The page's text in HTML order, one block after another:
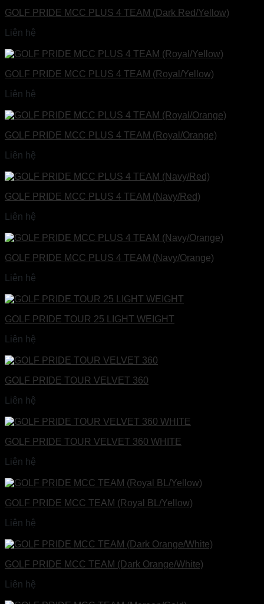
GOLF PRIDE MCC PLUS 4 TEAM (Dark Red/Yellow)
Liên hệ
GOLF PRIDE MCC PLUS 4 TEAM (Royal/Yellow)
Liên hệ
GOLF PRIDE MCC PLUS 4 TEAM (Royal/Orange)
Liên hệ
GOLF PRIDE MCC PLUS 4 TEAM (Navy/Red)
Liên hệ
GOLF PRIDE MCC PLUS 4 TEAM (Navy/Orange)
Liên hệ
GOLF PRIDE TOUR 25 LIGHT WEIGHT
Liên hệ
GOLF PRIDE TOUR VELVET 360
Liên hệ
GOLF PRIDE TOUR VELVET 360 WHITE
Liên hệ
GOLF PRIDE MCC TEAM (Royal BL/Yellow)
Liên hệ
GOLF PRIDE MCC TEAM (Dark Orange/White)
Liên hệ